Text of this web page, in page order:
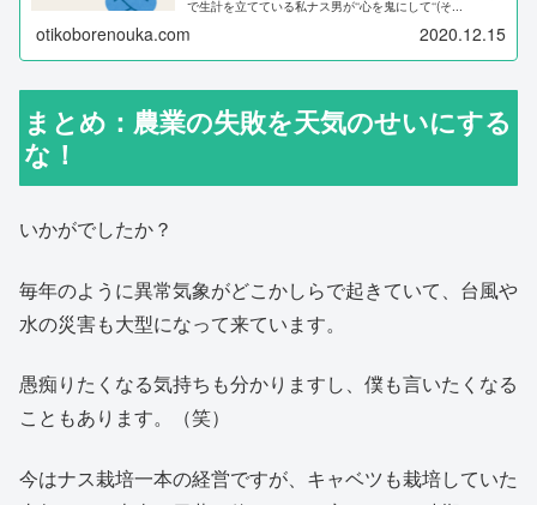
で生計を立てている私ナス男が‘‘心を鬼にして‘‘(そ...
otikoborenouka.com 2020.12.15
まとめ：農業の失敗を天気のせいにする
な！
いかがでしたか？
毎年のように異常気象がどこかしらで起きていて、台風や
水の災害も大型になって来ています。
愚痴りたくなる気持ちも分かりますし、僕も言いたくなる
こともあります。（笑）
今はナス栽培一本の経営ですが、キャベツも栽培していた